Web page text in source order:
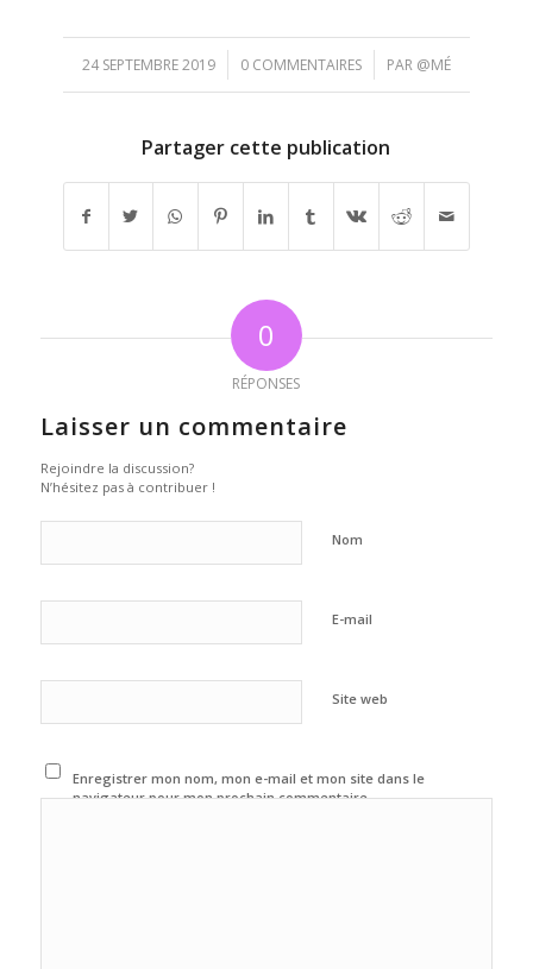
24 SEPTEMBRE 2019
/ 0 COMMENTAIRES
/ PAR @MÉ
Partager cette publication
0
RÉPONSES
Laisser un commentaire
Rejoindre la discussion?
N’hésitez pas à contribuer !
Nom
E-mail
Site web
Enregistrer mon nom, mon e-mail et mon site dans le
navigateur pour mon prochain commentaire.